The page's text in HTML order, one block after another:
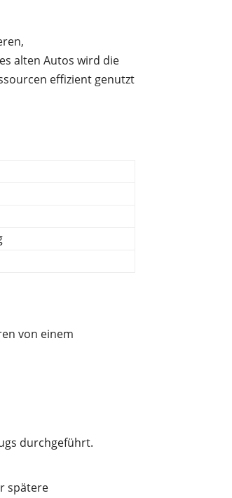
alten Autos wird die
effizient genutzt
von einem
durchgeführt.
spätere